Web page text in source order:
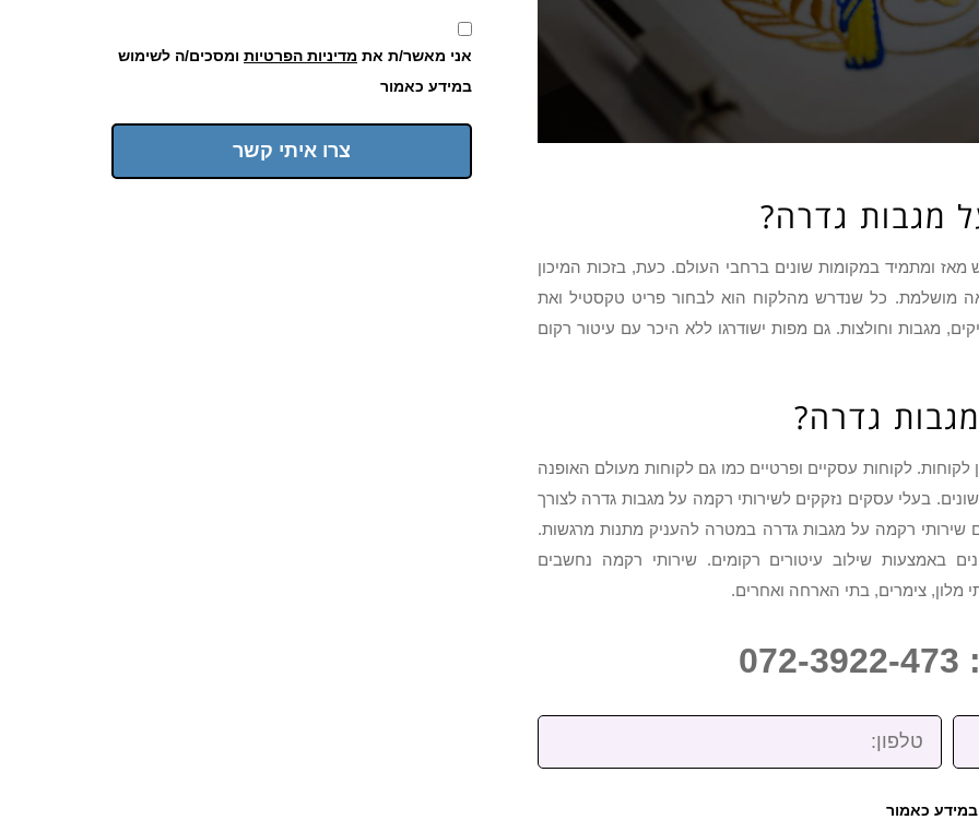
מגבות גדרה?
ומתמיד במקומות שונים ברחבי העולם. כעת, בזכות המיכון
מושלמת. כל שנדרש מהלקוח הוא לבחור פריט טקסטיל ואת
מגבות וחולצות. גם מפות ישודרגו ללא היכר עם עיטור רקום
גדרה?
לקוחות. לקוחות עסקיים ופרטיים כמו גם לקוחות מעולם האופנה
בעלי עסקים נזקקים לשירותי רקמה על מגבות גדרה לצורך
שירותי רקמה על מגבות גדרה במטרה להעניק מתנות מרגשות.
באמצעות שילוב עיטורים רקומים. שירותי רקמה נחשבים
מלון, צימרים, בתי הארחה ואחרים.
טלפון:
כאמור
אני מאשר/ת את מדיניות הפרטיות ומסכים/ה לשימוש
במידע כאמור
צרו איתי קשר